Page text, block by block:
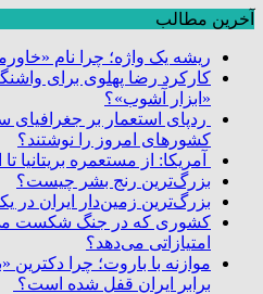
آخرین مطالب
ریشه یک واژه؛ چرا نام
کارکرد رضا پهلوی برای
«ابزار آشوب»؟
ردپای استعمار بر جغرافیای
کشورهای امروز را نوشتند؟
آمریکا: از مستعمره بریتانیا
بزرگ‌ترین رنج بشر چیست؟
بزرگ‌ترین زمین‌دار ایران
کشوری که در جنگ شکست
امتیازاتی می‌دهد؟
موازنه با باروت؛ چرا دکترین
برابر ایران قفل شده است؟